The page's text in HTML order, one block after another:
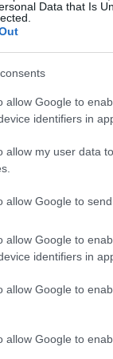
Data that Is
allow Google to
identifiers in
allow my user data
allow Google to
allow Google to
identifiers in
allow Google to
allow Google to
Markle ?
να
αρνητικές
να πω; Δεν